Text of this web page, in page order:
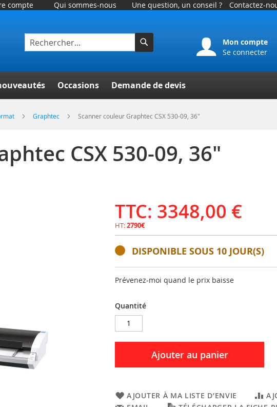
compte Qui sommes-nous Une question, un conseil ? Contactez-
Mon compte
Se connecter
Occasions Demande de devis
Graphtec Scanner couleur Graphtec CSX 530-09, 36"
CSX 530-09, 36"
TTC: 3348,00 €
HT:2790€
DISPONIBLE SOUS 10 JOUR(S)
Prévenez-moi quand le prix baisse
Quantité
Ajouter au panier
AJOUTER À MA LISTE D’ENVIE